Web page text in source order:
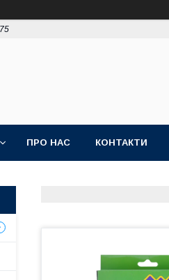
ПРО НАС КОНТАКТИ